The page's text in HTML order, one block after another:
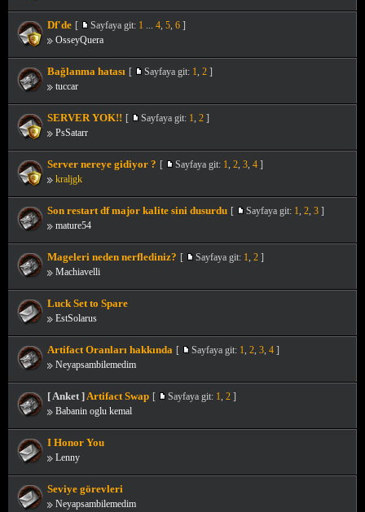
Df'de [ Sayfaya git: 1 ... 4, 5, 6]
OsseyQuera
Bağlanma hatası [ Sayfaya git: 1, 2]
tuccar
SERVER YOK!! [ Sayfaya git: 1, 2]
PsSatarr
Server nereye gidiyor ? [ Sayfaya git: 1, 2, 3, 4]
kraljgk
Son restart df major kalite sini dusurdu [ Sayfaya git: 1, 2, 3]
mature54
Mageleri neden nerflediniz? [ Sayfaya git: 1, 2]
Machiavelli
Luck Set to Spare
EstSolarus
Artifact Oranları hakkında [ Sayfaya git: 1, 2, 3, 4]
Neyapsambilemedim
[ Anket ]Artifact Swap [ Sayfaya git: 1, 2]
Babanin oglu kemal
I Honor You
Lenny
Seviye görevleri
Neyapsambilemedim